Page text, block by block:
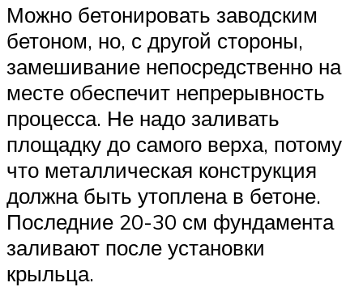
Можно бетонировать заводским
бетоном, но, с другой стороны,
замешивание непосредственно на
месте обеспечит непрерывность
процесса. Не надо заливать
площадку до самого верха, потому
что металлическая конструкция
должна быть утоплена в бетоне.
Последние 20-30 см фундамента
заливают после установки
крыльца.